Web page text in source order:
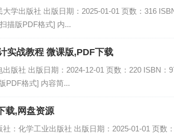
学出版社 出版日期：2025-01-01 页数：316
描版PDF格式] 内...
战教程 微课版,PDF下载
版社 出版日期：2024-12-01 页数：220 ISBN：
PDF格式] 内容简...
载,网盘资源
：化学工业出版社 出版日期：2025-01-01 页数